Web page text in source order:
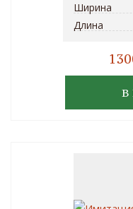
Ширина
Длина
В